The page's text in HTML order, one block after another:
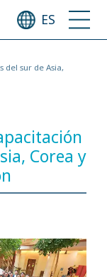
ES
del sur de Asia,
Corea y